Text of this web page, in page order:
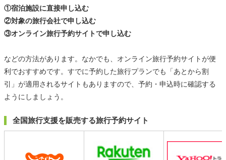
①宿泊施設に直接申し込む
②対象の旅行会社で申し込む
③オンライン旅行予約サイトで申し込む
などの方法があります。なかでも、オンライン旅行予約サイトが便
利でおすすめです。すでに予約した旅行プランでも「あとから割
引」が適用されるサイトもありますので、予約・申込時に確認する
ようにしましょう。
全国旅行支援を販売する旅行予約サイト